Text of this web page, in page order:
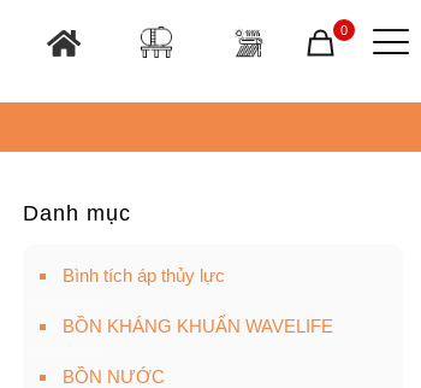
0
Danh mục
Bình tích áp thủy lực
BỒN KHÁNG KHUẨN WAVELIFE
BỒN NƯỚC